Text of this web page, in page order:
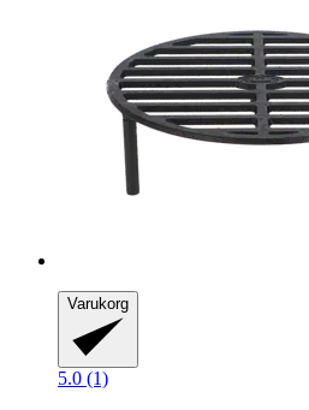
Varukorg
5.0 (1)